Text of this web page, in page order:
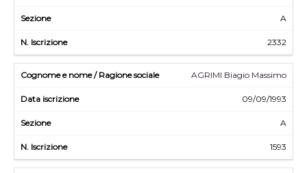
A
2332
AGRIMI Biagio Massimo
09/09/1993
A
1593